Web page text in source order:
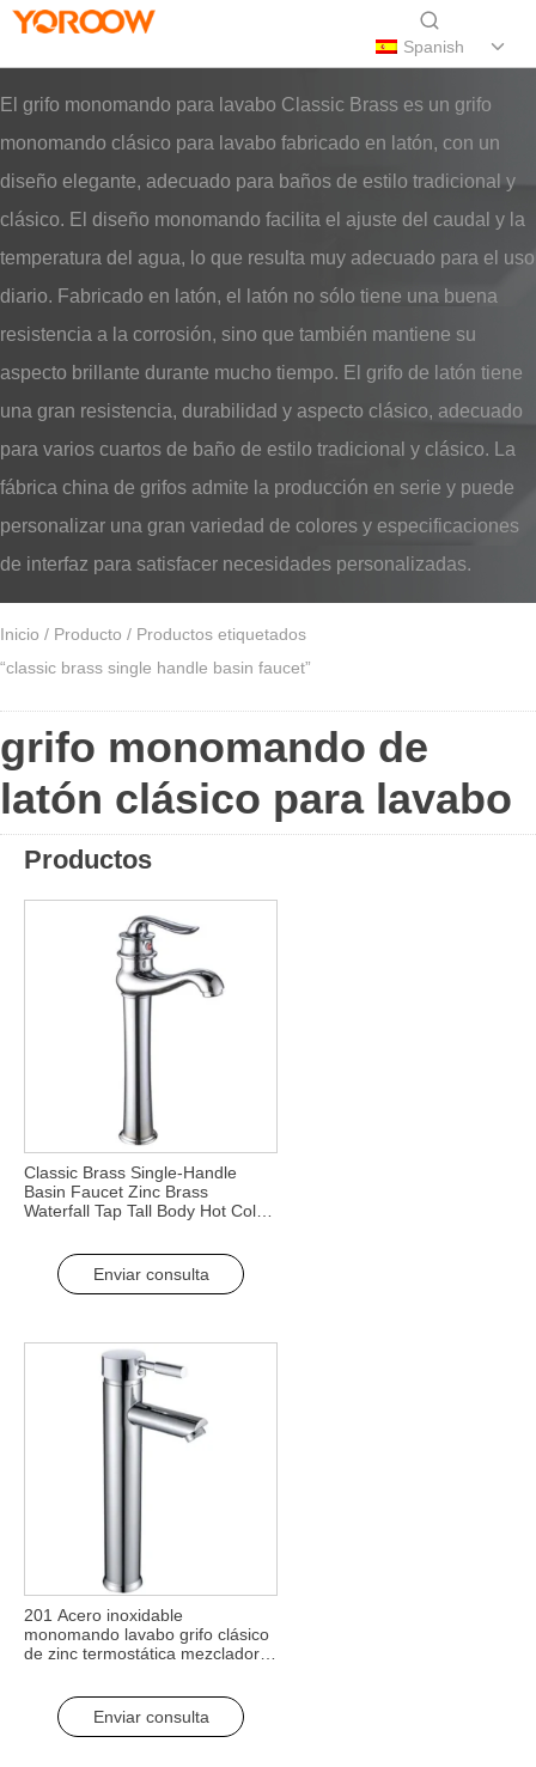
Spanish
El grifo monomando para lavabo Classic Brass es un grifo
monomando clásico para lavabo fabricado en latón, con un
diseño elegante, adecuado para baños de estilo tradicional y
clásico. El diseño monomando facilita el ajuste del caudal y la
temperatura del agua, lo que resulta muy adecuado para el uso
diario. Fabricado en latón, el latón no sólo tiene una buena
resistencia a la corrosión, sino que también mantiene su
aspecto brillante durante mucho tiempo. El grifo de latón tiene
una gran resistencia, durabilidad y aspecto clásico, adecuado
para varios cuartos de baño de estilo tradicional y clásico. La
fábrica china de grifos admite la producción en serie y puede
personalizar una gran variedad de colores y especificaciones
de interfaz para satisfacer necesidades personalizadas.
Inicio / Producto / Productos etiquetados
“classic brass single handle basin faucet”
grifo monomando de
latón clásico para lavabo
Productos
Classic Brass Single-Handle
Basin Faucet Zinc Brass
Waterfall Tap Tall Body Hot Cold
Enviar consulta
201 Acero inoxidable
monomando lavabo grifo clásico
de zinc termostática mezclador
Enviar consulta